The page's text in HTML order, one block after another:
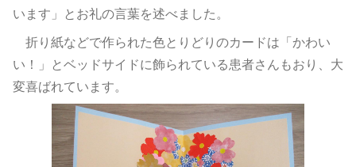
います」とお礼の言葉を述べました。
折り紙などで作られた色とりどりのカードは「かわい
い！」とベッドサイドに飾られている患者さんもおり、大
変喜ばれています。